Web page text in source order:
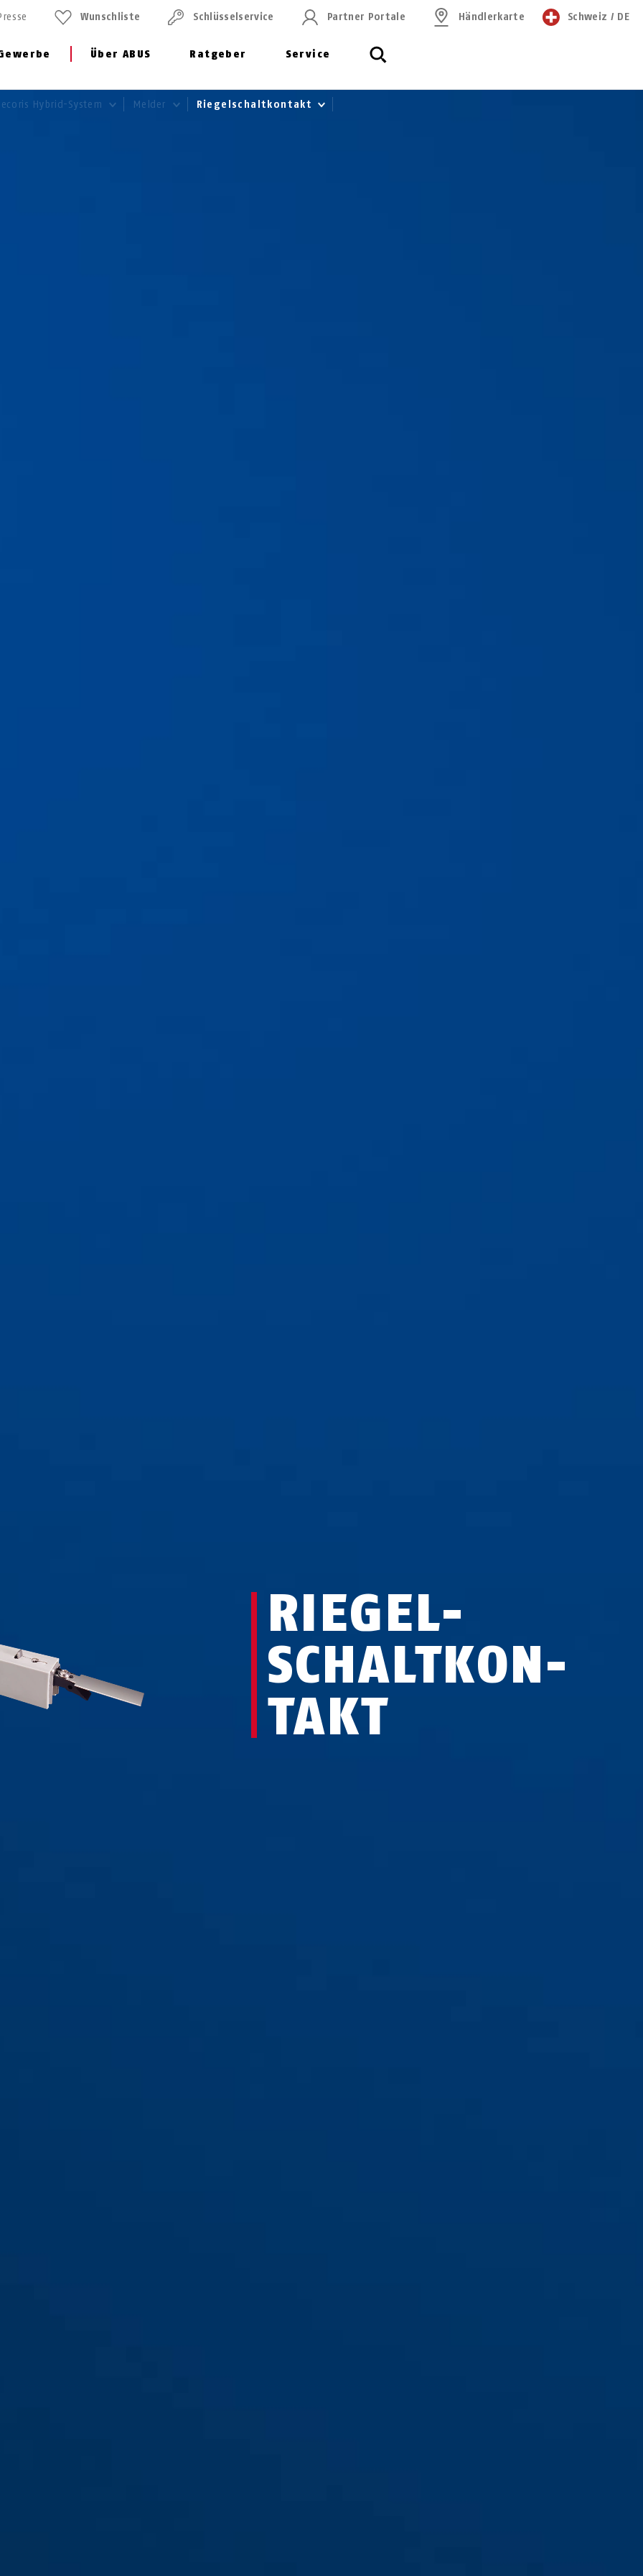
Über ABUS Ratgeber Service
Wunschliste Schlüssel­service Partner Portale Händlerkarte Schweiz / DE
Hybrid-System Melder Riegelschaltkontakt
RIE­GEL­
SCHALT­KON­
TAKT